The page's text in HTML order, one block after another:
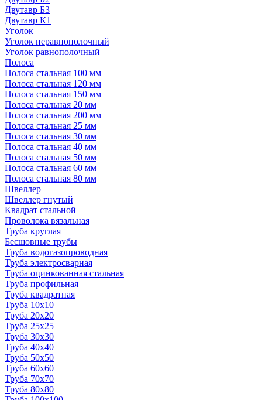
Двутавр Б3
Двутавр К1
Уголок
Уголок неравнополочный
Уголок равнополочный
Полоса
Полоса стальная 100 мм
Полоса стальная 120 мм
Полоса стальная 150 мм
Полоса стальная 20 мм
Полоса стальная 200 мм
Полоса стальная 25 мм
Полоса стальная 30 мм
Полоса стальная 40 мм
Полоса стальная 50 мм
Полоса стальная 60 мм
Полоса стальная 80 мм
Швеллер
Швеллер гнутый
Квадрат стальной
Проволока вязальная
Труба круглая
Бесшовные трубы
Труба водогазопроводная
Труба электросварная
Труба оцинкованная стальная
Труба профильная
Труба квадратная
Труба 10x10
Труба 20x20
Труба 25x25
Труба 30x30
Труба 40x40
Труба 50x50
Труба 60x60
Труба 70x70
Труба 80x80